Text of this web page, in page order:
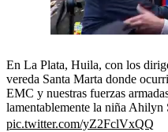
En La Plata, Huila, con los
vereda Santa Marta donde
EMC y nuestras fuerzas
lamentablemente la niña Ahilyn
pic.twitter.com/yZ2FclVxQQ